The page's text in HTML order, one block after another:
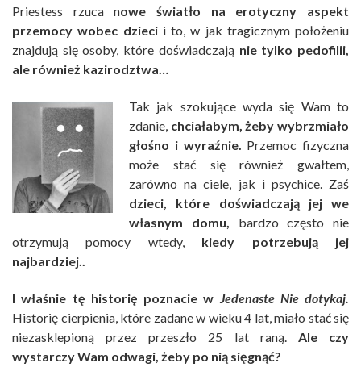
Priestess rzuca nowe światło na erotyczny aspekt
przemocy wobec dziecii to, w jak tragicznym położeniu
znajdują się osoby, które doświadczająnie tylko pedofilii,
ale również kazirodztwa…
Tak jak szokujące wyda się Wam to
zdanie, chciałabym, żeby wybrzmiało
głośno i wyraźnie. Przemoc fizyczna
może stać się również gwałtem,
zarówno na ciele, jak i psychice. Zaś
dzieci, które doświadczają jej we
własnym domu, bardzo często nie
otrzymują pomocy wtedy,kiedy potrzebują jej
najbardziej..
I właśnie tę historię poznacie w Jedenaste Nie dotykaj.
Historię cierpienia, które zadane w wieku 4 lat, miało stać się
niezasklepioną przez przeszło 25 lat raną. Ale czy
wystarczy Wam odwagi, żeby po nią sięgnąć?